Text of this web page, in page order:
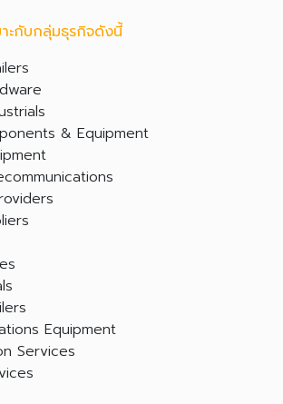
ะกับกลุ่มธุรกิจดังนี้
& Equipment
Equipment
Services